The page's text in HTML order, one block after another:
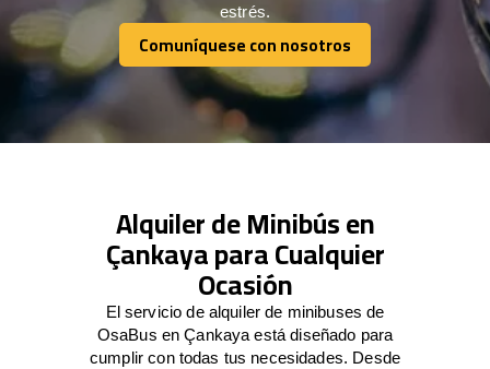
estrés.
Comuníquese con nosotros
Comuníquese con nosotros
Alquiler de Minibús en
Çankaya para Cualquier
Ocasión
El servicio de alquiler de minibuses de
OsaBus en Çankaya está diseñado para
cumplir con todas tus necesidades. Desde